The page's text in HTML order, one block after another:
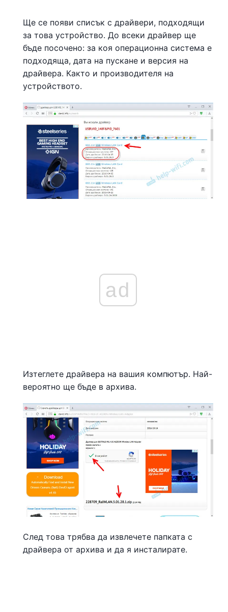
Ще се появи списък с драйвери, подходящи
за това устройство. До всеки драйвер ще
бъде посочено: за коя операционна система е
подходяща, дата на пускане и версия на
драйвера. Както и производителя на
устройството.
ad
Изтеглете драйвера на вашия компютър. Най-
вероятно ще бъде в архива.
След това трябва да извлечете папката с
драйвера от архива и да я инсталирате.